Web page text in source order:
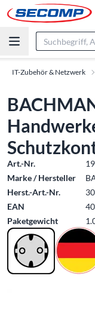
IT-Zubehör & Netzwerk
Art.-Nr.
Marke / Hersteller
Herst.-Art.-Nr.
EAN
Paketgewicht